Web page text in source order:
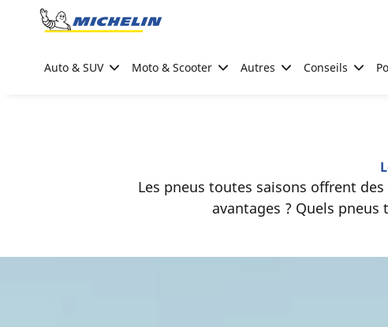
Go to page content
Auto & SUV Moto & Scooter Autres Conseils
Les pneus toutes saisons offrent
avantages ? Quels pneus